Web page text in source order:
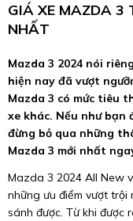
GIÁ XE MAZDA 3
NHẤT
Mazda 3 2024 nói
hiện nay đã vượt
Mazda 3 có mức tiêu
xe khác. Nếu như bạn
đừng bỏ qua những
Mazda 3 mới nhất
Mazda 3 2024 All New
những ưu điểm vượt
sánh được. Từ khi được